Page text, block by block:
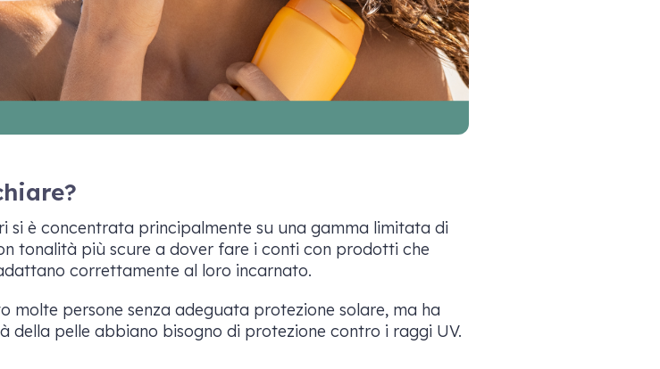
è concentrata principalmente su una gamma limitata di
tonalità più scure a dover fare i conti con prodotti che
correttamente al loro incarnato.
molte persone senza adeguata protezione solare, ma ha
della pelle abbiano bisogno di protezione contro i raggi UV.